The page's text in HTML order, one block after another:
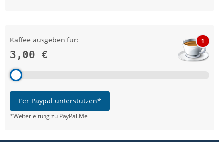
Kaffee ausgeben für:
3,00 €
1
Per Paypal unterstützen*
*Weiterleitung zu PayPal.Me